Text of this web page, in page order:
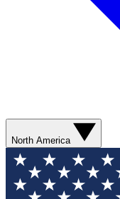
North America